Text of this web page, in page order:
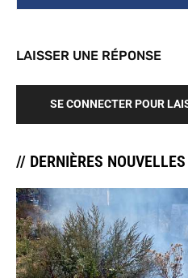
LAISSER UNE RÉPONSE
SE CONNECTER POUR
// DERNIÈRES